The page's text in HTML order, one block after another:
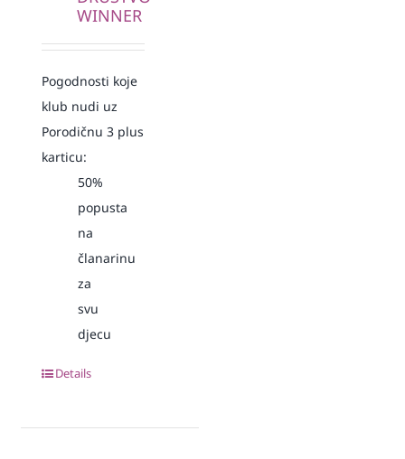
WINNER
Pogodnosti koje
klub nudi uz
Porodičnu 3 plus
karticu:
50%
popusta
na
članarinu
za
svu
djecu
Details